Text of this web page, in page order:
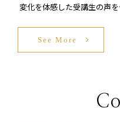
変化を体感した受講生の声を
See More